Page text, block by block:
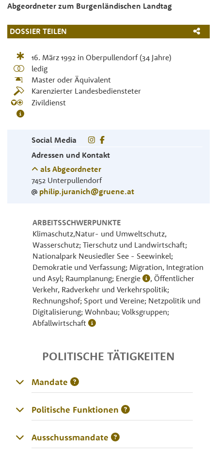
Abgeordneter zum Burgenländischen Landtag
DOSSIER TEILEN
16. März 1992in Oberpullendorf (34 Jahre)
ledig
Master oder Äquivalent
Karenzierter Landesbediensteter
Zivildienst
Social Media
Adressen und Kontakt
als Abgeordneter
7452 Unterpullendorf
philip.juranich@gruene.at
ARBEITSSCHWERPUNKTE
Klimaschutz,Natur- und Umweltschutz,
Wasserschutz; Tierschutz und Landwirtschaft;
Nationalpark Neusiedler See - Seewinkel;
Demokratie und Verfassung; Migration, Integration
und Asyl; Raumplanung; Energie
, Öffentlicher
Verkehr, Radverkehr und Verkehrspolitik;
Rechnungshof; Sport und Vereine; Netzpolitik und
Digitalisierung; Wohnbau; Volksgruppen;
Abfallwirtschaft
POLITISCHE TÄTIGKEITEN
Mandate
Politische Funktionen
Ausschussmandate